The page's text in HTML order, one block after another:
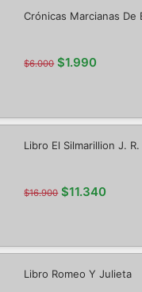
Crónicas Marcianas De
$6.000 $1.990
Libro El Silmarillion J.
$16.900 $11.340
Libro Romeo Y Julieta